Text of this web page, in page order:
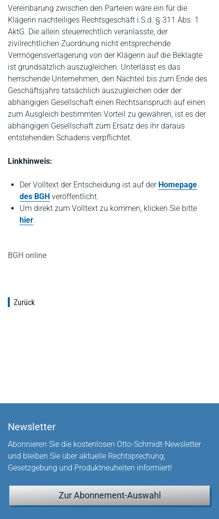
Vereinbarung zwischen den Parteien wäre ein für die
Klägerin nachteiliges Rechtsgeschäft i.S.d. § 311 Abs. 1
AktG. Die allein steuerrechtlich veranlasste, der
zivilrechtlichen Zuordnung nicht entsprechende
Vermögensverlagerung von der Klägerin auf die Beklagte
ist grundsätzlich auszugleichen. Unterlässt es das
herrschende Unternehmen, den Nachteil bis zum Ende des
Geschäftsjahrs tatsächlich auszugleichen oder der
abhängigen Gesellschaft einen Rechtsanspruch auf einen
zum Ausgleich bestimmten Vorteil zu gewähren, ist es der
abhängigen Gesellschaft zum Ersatz des ihr daraus
entstehenden Schadens verpflichtet.
Linkhinweis:
Der Volltext der Entscheidung ist auf der Homepage
des BGH veröffentlicht.
Um direkt zum Volltext zu kommen, klicken Sie bitte
hier.
BGH online
Zurück
Newsletter
Abonnieren Sie die kostenlosen Otto-Schmidt-Newsletter
und bleiben Sie über aktuelle Rechtsprechung,
Gesetzgebung und Produktneuheiten informiert!
Zur Abonnement-Auswahl